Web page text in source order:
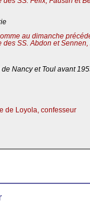
au dimanche
des SS. Abdon et Sennen,
Nancy et Toul avant
de Loyola, confesseur